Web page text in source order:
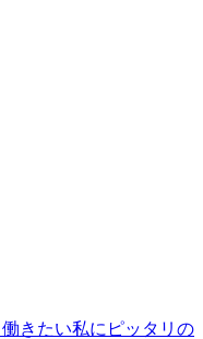
きたい私にピッタリの